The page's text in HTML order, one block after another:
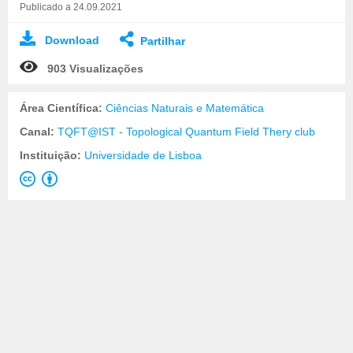
Publicado a 24.09.2021
Download Partilhar
903 Visualizações
Área Científica: Ciências Naturais e Matemática
Canal: TQFT@IST - Topological Quantum Field Thery club
Instituição: Universidade de Lisboa